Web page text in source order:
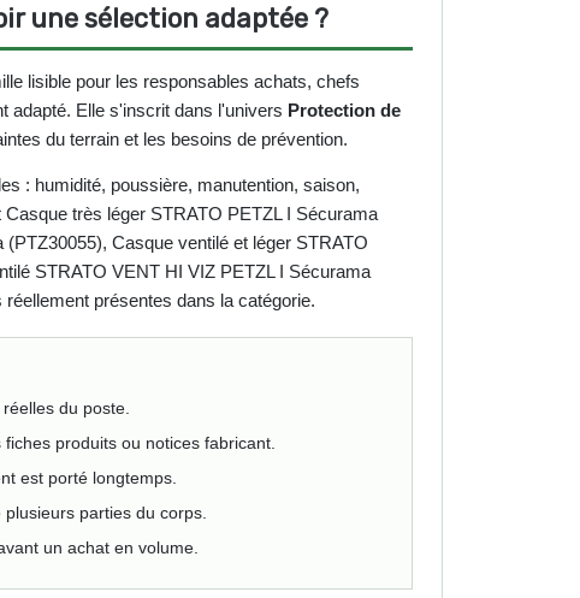
une sélection adaptée ?
lisible pour les responsables achats, chefs
adapté. Elle s'inscrit dans l'univers Protection de
du terrain et les besoins de prévention.
: humidité, poussière, manutention, saison,
très léger STRATO PETZL I Sécurama
Casque ventilé et léger STRATO
STRATO VENT HI VIZ PETZL I Sécurama
présentes dans la catégorie.
du poste.
produits ou notices fabricant.
est porté longtemps.
parties du corps.
un achat en volume.